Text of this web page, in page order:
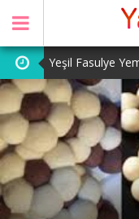
Yeşil Fasulye
Patates
Şeker Pare
Yeşil Mercimek
Tarhana Çorbası